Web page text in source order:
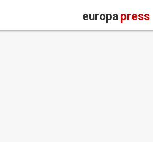
europapress